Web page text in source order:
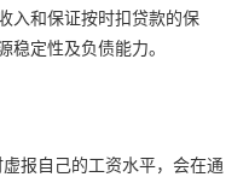
入和保证按时扣贷款的保
定性及负债能力。
报自己的工资水平，会在通